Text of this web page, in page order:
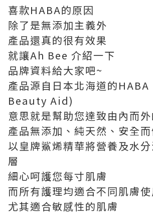
喜款HABA的原因
除了是無添加主義外
產品還真的很有效果
就讓Ah Bee 介紹一下
品牌資料給大家吧~
產品源自日本北海道的
Beauty Aid)
意思就是幫助您達致由內而
產品無添加、純天然、安全
以皇牌鯊烯精華將營養及水
層
細心呵護您每寸肌膚
而所有護理均適合不同肌膚使
尤其適合敏感性的肌膚